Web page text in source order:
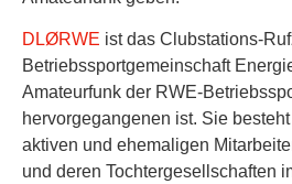
DLØRWE ist das Clubstations-
Betriebssportgemeinschaft
Amateurfunk der RWE-
hervorgegangenen ist. Sie
aktiven und ehemaligen
und deren Tochtergesellschaften